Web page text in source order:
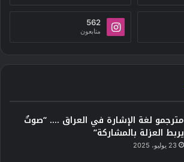
562
متابعون
مترجمو لغة الإشارة في العراق …. “صوتٌ
يربط العزلة بالمشاركة”
23 يوليو، 2025